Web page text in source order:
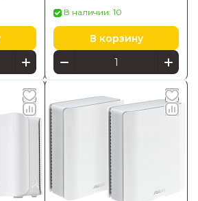
В наличии: 10
В корзину